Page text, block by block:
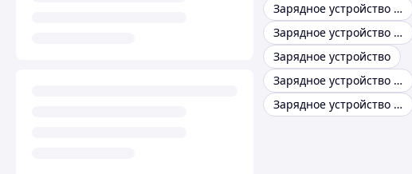
Зарядное устройство 12 вольт
Зарядное устройство 50A для LiFePO4
Зарядное устройство
Зарядное устройство lifepo4
Зарядное устройство 12-24В